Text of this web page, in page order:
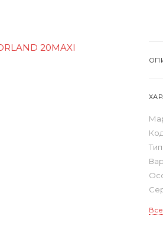
Код
Тип